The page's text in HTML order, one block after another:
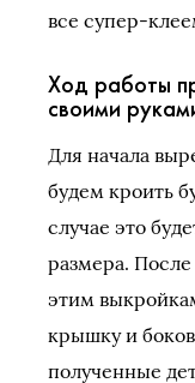
все супер-
Ход работы
своими
Для начала
будем кроить
случае это
размера.
этим
крышку и
полученные